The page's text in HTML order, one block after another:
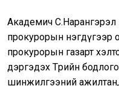
Академич С.Нарангэрэл
прокурорын нэгдүгээр
прокурорын газарт
дэргэдэх Төрийн
шинжилгээний